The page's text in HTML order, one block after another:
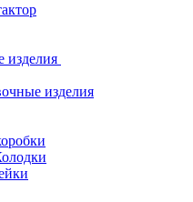
изделия
изделия